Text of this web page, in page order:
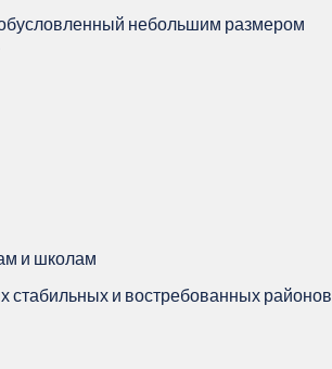
обусловленный небольшим размером
и школам
и востребованных районов